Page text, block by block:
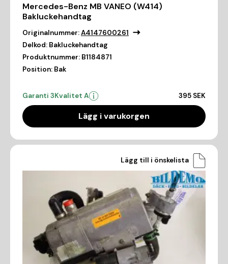
Mercedes-Benz MB VANEO (W414)
Bakluckehandtag
Originalnummer:A4147600261
Delkod: Bakluckehandtag
Produktnummer: B1184871
Position: Bak
Garanti 3Kvalitet A 395 SEK
Lägg i varukorgen
Lägg till i önskelista